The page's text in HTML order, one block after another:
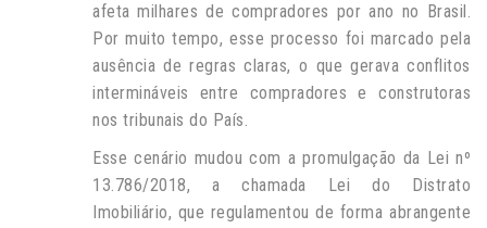
afeta milhares de compradores por ano no Brasil.
Por muito tempo, esse processo foi marcado pela
ausência de regras claras, o que gerava conflitos
intermináveis entre compradores e construtoras
nos tribunais do País.
Esse cenário mudou com a promulgação da Lei nº
13.786/2018, a chamada Lei do Distrato
Imobiliário, que regulamentou de forma abrangente